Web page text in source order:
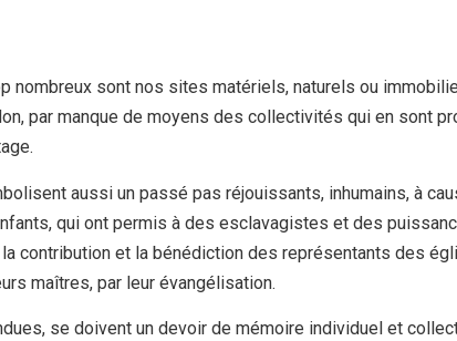
nombreux sont nos sites matériels, naturels ou
par manque de moyens des collectivités qui en sont
aussi un passé pas réjouissants, inhumains, à
qui ont permis à des esclavagistes et des
contribution et la bénédiction des représentants des
maîtres, par leur évangélisation.
se doivent un devoir de mémoire individuel et